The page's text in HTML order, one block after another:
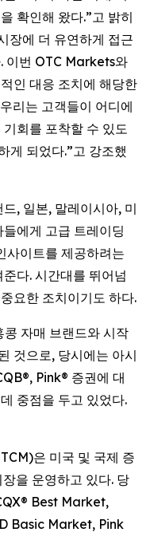
확인해 왔다.”고 밝히
장에 더 유연하게 접근
이번 OTC Markets와
인 대응 조치에 해당한
리는 고객들이 어디에
회를 포착할 수 있도
게 되었다.”고 강조했
, 일본, 말레이시아, 미
에게 고급 트레이딩
사이트를 제공하려는
다. 시간대를 뛰어넘
요한 조치이기도 하다.
자매 브랜드와 시작
것으로, 당시에는 아시
Pink® 증권에 대
중점을 두고 있었다.
은 미국 및 국제 증
을 운영하고 있다. 당
Best Market,
Basic Market, Pink